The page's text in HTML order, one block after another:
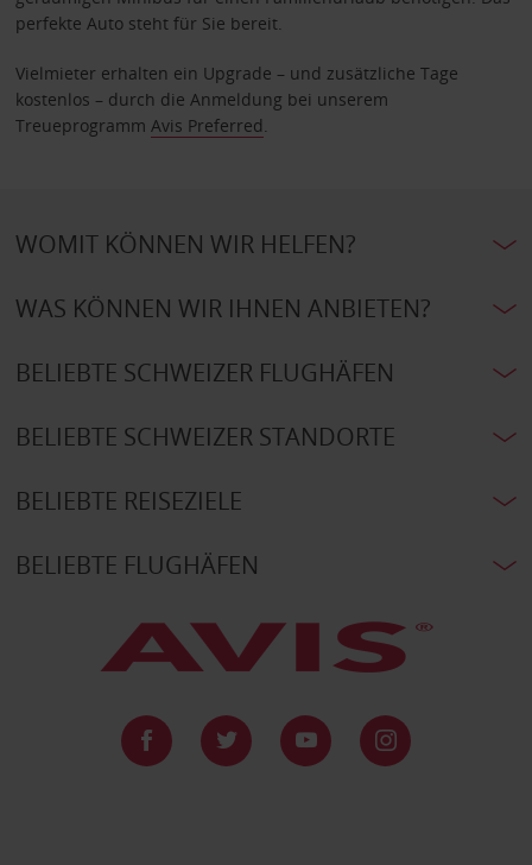
perfekte Auto steht für Sie bereit.
Vielmieter erhalten ein Upgrade – und zusätzliche Tage
kostenlos – durch die Anmeldung bei unserem
Treueprogramm Avis Preferred
WOMIT KÖNNEN WIR HELFEN?
WAS KÖNNEN WIR IHNEN ANBIETEN?
BELIEBTE SCHWEIZER FLUGHÄFEN
BELIEBTE SCHWEIZER STANDORTE
BELIEBTE REISEZIELE
BELIEBTE FLUGHÄFEN